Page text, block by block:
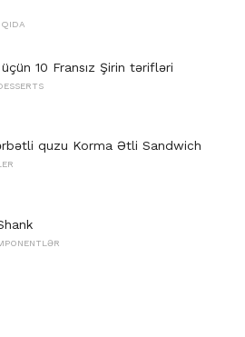
QIDA
10 Fransız Şirin tərifləri
quzu Korma Ətli Sandwich